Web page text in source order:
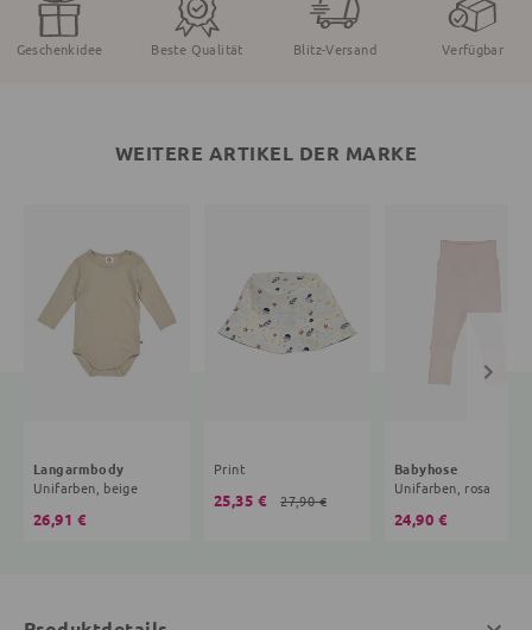
Geschenkidee Beste Qualität Blitz-Versand Verfügbar
WEITERE ARTIKEL DER MARKE
Langarmbody
Unifarben, beige
26,91 €
Print
25,35 € 27,90 €
Babyhose
Unifarben, rosa
24,90 €